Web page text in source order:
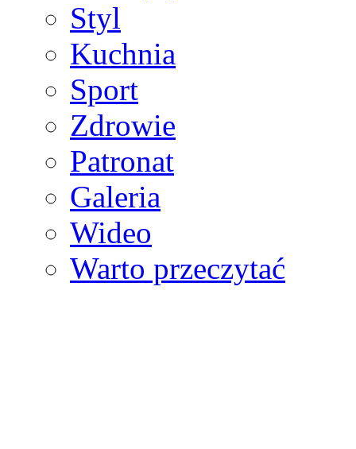
Styl
Kuchnia
Sport
Zdrowie
Patronat
Galeria
Wideo
Warto przeczytać